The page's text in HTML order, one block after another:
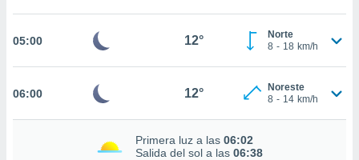
la
CONFIGURACIÓN
05:00 12°
Norte
8 - 18 km/h
06:00 12°
Noreste
8 - 14 km/h
Primera luz a las 06:02
Salida del sol a las 06:38